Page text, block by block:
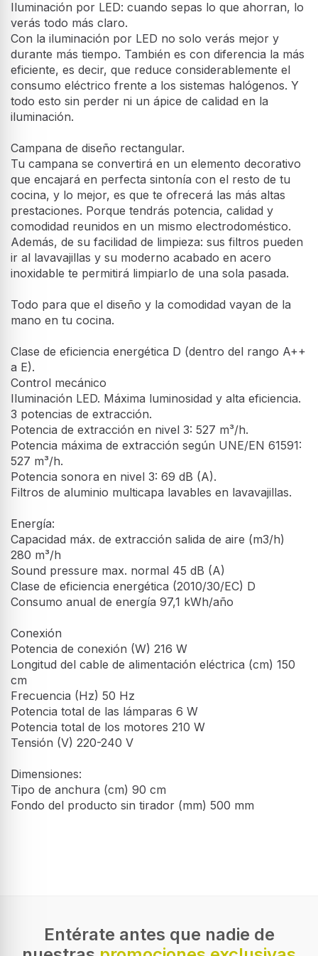
Iluminación por LED: cuando sepas lo que ahorran, lo
verás todo más claro.
Con la iluminación por LED no solo verás mejor y
durante más tiempo. También es con diferencia la más
eficiente, es decir, que reduce considerablemente el
consumo eléctrico frente a los sistemas halógenos. Y
todo esto sin perder ni un ápice de calidad en la
iluminación.
Campana de diseño rectangular.
Tu campana se convertirá en un elemento decorativo
que encajará en perfecta sintonía con el resto de tu
cocina, y lo mejor, es que te ofrecerá las más altas
prestaciones. Porque tendrás potencia, calidad y
comodidad reunidos en un mismo electrodoméstico.
Además, de su facilidad de limpieza: sus filtros pueden
ir al lavavajillas y su moderno acabado en acero
inoxidable te permitirá limpiarlo de una sola pasada.
Todo para que el diseño y la comodidad vayan de la
mano en tu cocina.
Clase de eficiencia energética D (dentro del rango A++
a E).
Control mecánico
Iluminación LED. Máxima luminosidad y alta eficiencia.
3 potencias de extracción.
Potencia de extracción en nivel 3: 527 m³/h.
Potencia máxima de extracción según UNE/EN 61591:
527 m³/h.
Potencia sonora en nivel 3: 69 dB (A).
Filtros de aluminio multicapa lavables en lavavajillas.
Energía:
Capacidad máx. de extracción salida de aire (m3/h)
280 m³/h
Sound pressure max. normal 45 dB (A)
Clase de eficiencia energética (2010/30/EC) D
Consumo anual de energía 97,1 kWh/año
Conexión
Potencia de conexión (W) 216 W
Longitud del cable de alimentación eléctrica (cm) 150
cm
Frecuencia (Hz) 50 Hz
Potencia total de las lámparas 6 W
Potencia total de los motores 210 W
Tensión (V) 220-240 V
Dimensiones:
Tipo de anchura (cm) 90 cm
Fondo del producto sin tirador (mm) 500 mm
Canalizado/Recirculación
Entérate antes que nadie de